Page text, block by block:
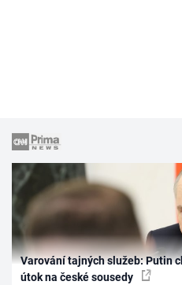
Varování tajných služeb: Putin
útok na české sousedy